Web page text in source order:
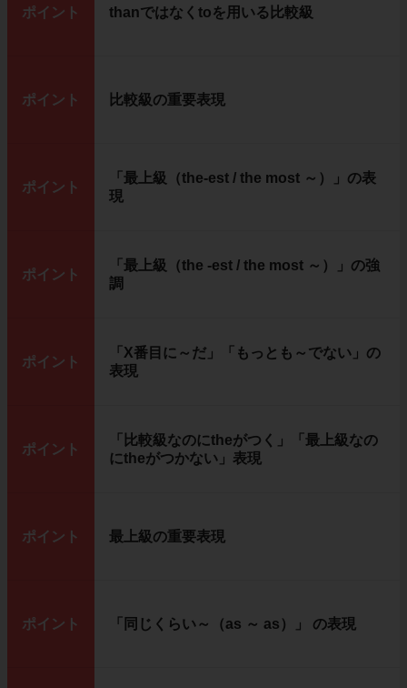
ポイント thanではなくtoを用いる比較級
ポイント 比較級の重要表現
ポイント
「最上級（the-est / the most ～）」の表
現
ポイント
「最上級（the -est / the most ～）」の強
調
ポイント
「X番目に～だ」「もっとも～でない」の
表現
ポイント
「比較級なのにtheがつく」「最上級なの
にtheがつかない」表現
ポイント 最上級の重要表現
ポイント 「同じくらい～（as ～ as）」 の表現